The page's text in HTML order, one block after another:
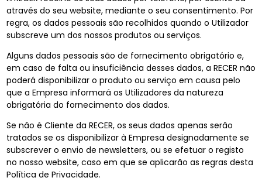
através do seu website, mediante o seu consentimento. Por
regra, os dados pessoais são recolhidos quando o Utilizador
subscreve um dos nossos produtos ou serviços.
Alguns dados pessoais são de fornecimento obrigatório e,
em caso de falta ou insuficiência desses dados, a RECER não
poderá disponibilizar o produto ou serviço em causa pelo
que a Empresa informará os Utilizadores da natureza
obrigatória do fornecimento dos dados.
Se não é Cliente da RECER, os seus dados apenas serão
tratados se os disponibilizar à Empresa designadamente se
subscrever o envio de newsletters, ou se efetuar o registo
no nosso website, caso em que se aplicarão as regras desta
Política de Privacidade.